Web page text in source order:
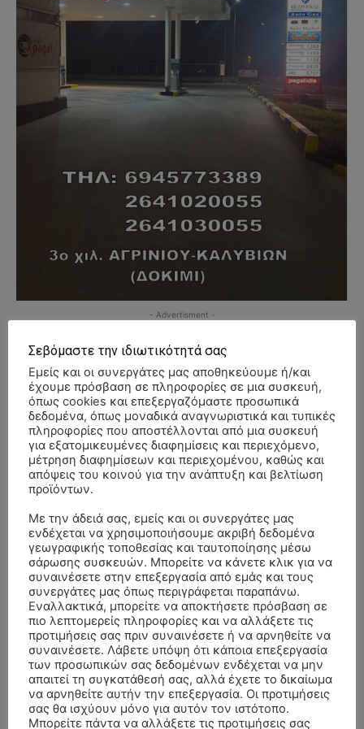
- Advertisment -
ΣΥΛΛΥΠΗΤΗΡΙΑ ΜΗΝΥΜΑΤΑ
Αλέξανδρος ΣέρβοςεπίΚΗΔΕΙΑ – ΣΑΒΒΑΤΟ 25/7/2026 –
ΧΑΡΑΛΑΜΠΟΣ ΚΑΥΚΙΑΣ ΕΤΩΝ 57
ΧΡΙΣΤΙΝΑεπίΚΗΔΕΙΑ – ΤΡΙΤΗ 4/8/2026 – ΧΡΗΣΤΟΣ Α. ΠΑΛΙΟΥΡΑΣ
ΕΤΩΝ 58
Σεβόμαστε την ιδιωτικότητά σας
Εμείς και οι συνεργάτες μας αποθηκεύουμε ή/και
έχουμε πρόσβαση σε πληροφορίες σε μια συσκευή,
όπως cookies και επεξεργαζόμαστε προσωπικά
δεδομένα, όπως μοναδικά αναγνωριστικά και τυπικές
πληροφορίες που αποστέλλονται από μια συσκευή
για εξατομικευμένες διαφημίσεις και περιεχόμενο,
μέτρηση διαφημίσεων και περιεχομένου, καθώς και
απόψεις του κοινού για την ανάπτυξη και βελτίωση
προϊόντων.
Με την άδειά σας, εμείς και οι συνεργάτες μας
ενδέχεται να χρησιμοποιήσουμε ακριβή δεδομένα
γεωγραφικής τοποθεσίας και ταυτοποίησης μέσω
σάρωσης συσκευών. Μπορείτε να κάνετε κλικ για να
συναινέσετε στην επεξεργασία από εμάς και τους
συνεργάτες μας όπως περιγράφεται παραπάνω.
Εναλλακτικά, μπορείτε να αποκτήσετε πρόσβαση σε
πιο λεπτομερείς πληροφορίες και να αλλάξετε τις
προτιμήσεις σας πριν συναινέσετε ή να αρνηθείτε να
συναινέσετε. Λάβετε υπόψη ότι κάποια επεξεργασία
των προσωπικών σας δεδομένων ενδέχεται να μην
απαιτεί τη συγκατάθεσή σας, αλλά έχετε το δικαίωμα
να αρνηθείτε αυτήν την επεξεργασία. Οι προτιμήσεις
σας θα ισχύουν μόνο για αυτόν τον ιστότοπο.
Μπορείτε πάντα να αλλάξετε τις προτιμήσεις σας